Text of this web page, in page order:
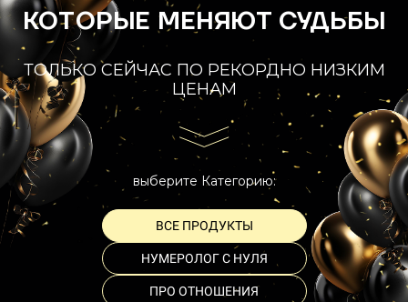
КОТОРЫЕ МЕНЯЮТ СУДЬБЫ
ТОЛЬКО СЕЙЧАС ПО РЕКОРДНО НИЗКИМ
ЦЕНАМ
выберите Категорию:
ВСЕ ПРОДУКТЫ
НУМЕРОЛОГ С НУЛЯ
ПРО ОТНОШЕНИЯ